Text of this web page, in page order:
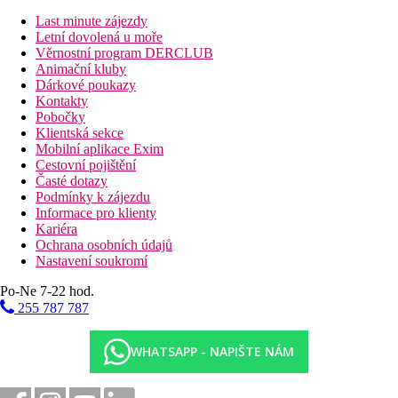
Last minute zájezdy
Letní dovolená u moře
Věrnostní program DERCLUB
Animační kluby
Dárkové poukazy
Kontakty
Pobočky
Klientská sekce
Mobilní aplikace Exim
Cestovní pojištění
Časté dotazy
Podmínky k zájezdu
Informace pro klienty
Kariéra
Ochrana osobních údajů
Nastavení soukromí
Po-Ne 7-22 hod.
255 787 787
WHATSAPP - NAPIŠTE NÁM